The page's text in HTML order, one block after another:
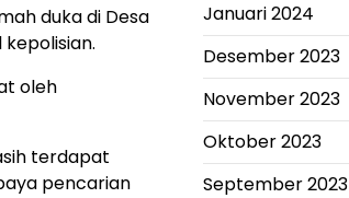
duka di Desa
oleh
terdapat
pencarian
Januari 2024
Desember 2023
November 2023
Oktober 2023
September 2023